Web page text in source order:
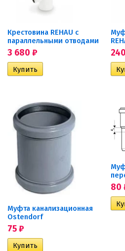
Крестовина REHAU с
параллельными отводами
3 680 ₽ 240
Муфта канализационная
Ostendorf
75₽
80